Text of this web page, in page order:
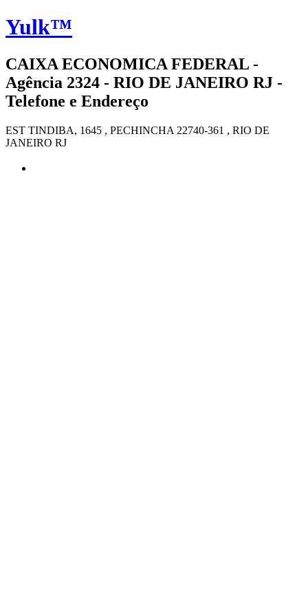
Yulk™
CAIXA ECONOMICA FEDERAL -
Agência 2324 - RIO DE JANEIRO RJ -
Telefone e Endereço
EST TINDIBA, 1645 , PECHINCHA 22740-361 , RIO DE
JANEIRO RJ